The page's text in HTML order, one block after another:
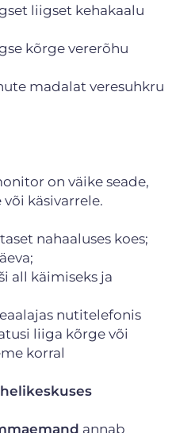
liigset kehakaalu
kõrge vererõhu
madalat veresuhkru
on väike seade,
käsivarrele.
nahaaluses koes;
all käimiseks ja
nutitelefonis
liiga kõrge või
korral
annab